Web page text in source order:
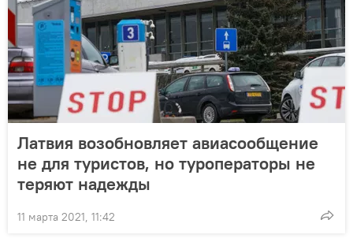
Латвия возобновляет авиасообщение
не для туристов, но туроператоры не
теряют надежды
11 марта 2021, 11:42